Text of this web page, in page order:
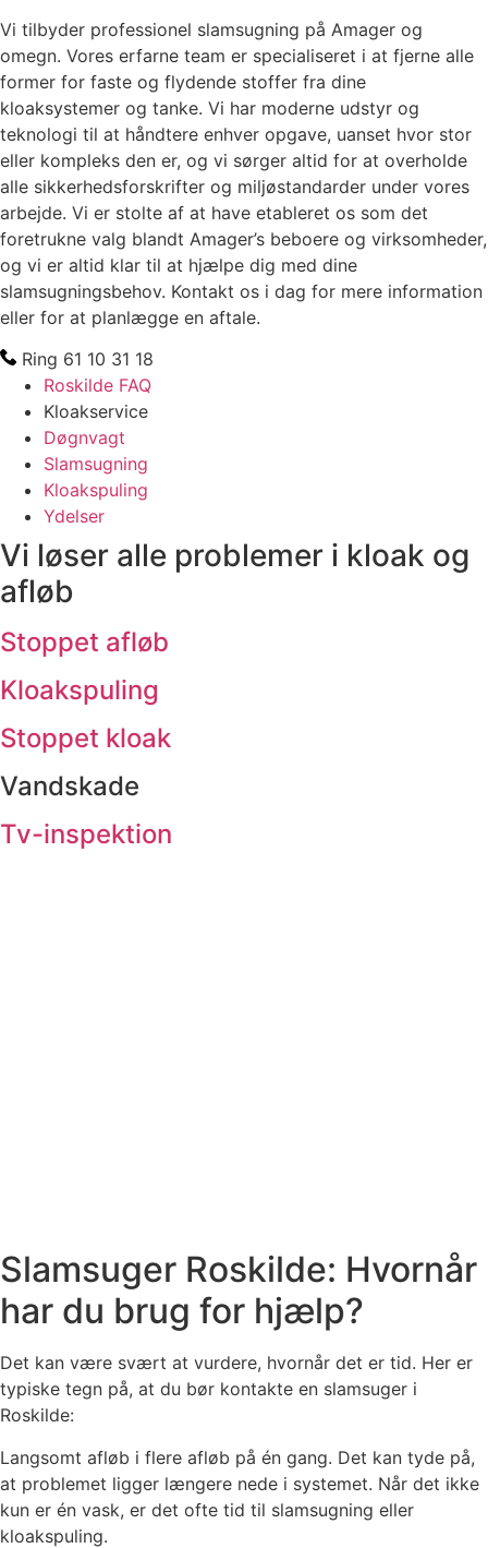
Vi tilbyder professionel slamsugning på Amager og
omegn. Vores erfarne team er specialiseret i at fjerne alle
former for faste og flydende stoffer fra dine
kloaksystemer og tanke. Vi har moderne udstyr og
teknologi til at håndtere enhver opgave, uanset hvor stor
eller kompleks den er, og vi sørger altid for at overholde
alle sikkerhedsforskrifter og miljøstandarder under vores
arbejde. Vi er stolte af at have etableret os som det
foretrukne valg blandt Amager’s beboere og virksomheder,
og vi er altid klar til at hjælpe dig med dine
slamsugningsbehov. Kontakt os i dag for mere information
eller for at planlægge en aftale.
Ring 61 10 31 18
Roskilde FAQ
Kloakservice
Døgnvagt
Slamsugning
Kloakspuling
Ydelser
Vi løser alle problemer i kloak og
afløb
Stoppet afløb
Kloakspuling
Stoppet kloak
Vandskade
Tv-inspektion
Slamsuger Roskilde: Hvornår
har du brug for hjælp?
Det kan være svært at vurdere, hvornår det er tid. Her er
typiske tegn på, at du bør kontakte en slamsuger i
Roskilde:
Langsomt afløb i flere afløb på én gang. Det kan tyde på,
at problemet ligger længere nede i systemet. Når det ikke
kun er én vask, er det ofte tid til slamsugning eller
kloakspuling.